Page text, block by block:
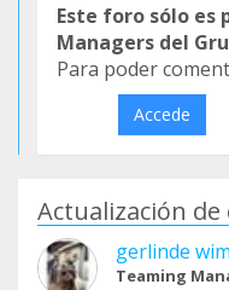
Este foro sólo es
Managers del
Para poder
Accede
Actualización de
gerlinde
Teaming